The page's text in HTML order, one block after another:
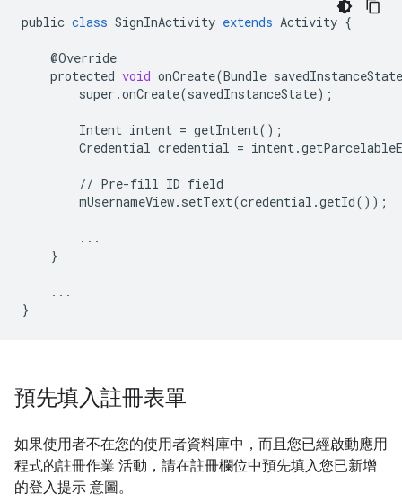
public class SignInActivity extends Activity {
@Override
protected void onCreate(Bundle savedInstanceState
super .onCreate(savedInstanceState);
Intent intent = getIntent();
Credential credential = intent.
// Pre-fill ID field
mUsernameView. setText(credential .getId());
...
}
...
}
預先填入註冊表單
如果使用者不在您的使用者資料庫中，而且您已經啟動應用
程式的註冊作業 活動，請在註冊欄位中預先填入您已新增
的登入提示 意圖。